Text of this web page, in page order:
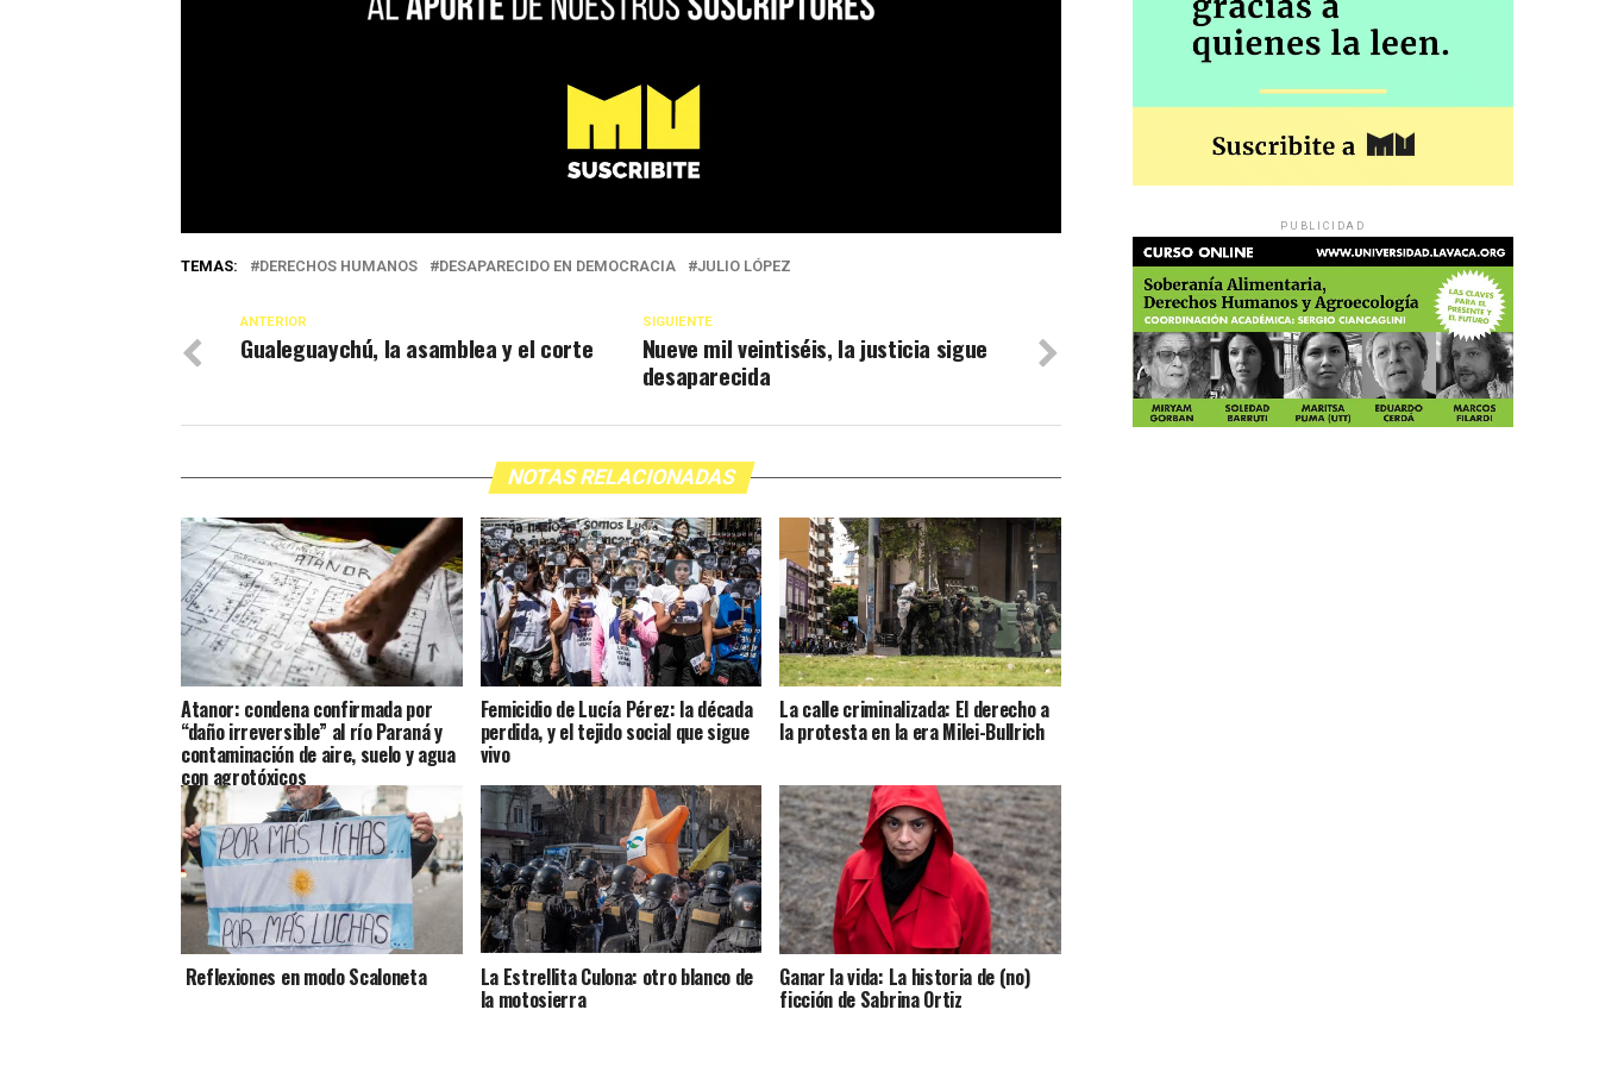
TEMAS: DERECHOS HUMANOS DESAPARECIDO EN DEMOCRACIA JULIO LÓPEZ
SIGUIENTE
Nueve mil veintiséis, la justicia sigue
desaparecida
ANTERIOR
Gualeguaychú, la asamblea y el corte
NOTAS RELACIONADAS
Atanor: condena confirmada por
“daño irreversible” al río Paraná y
contaminación de aire, suelo y agua
con agrotóxicos
Femicidio de Lucía Pérez: la década
perdida, y el tejido social que sigue
vivo
La calle criminalizada: El derecho a
la protesta en la era Milei-Bullrich
Reflexiones en modo Scaloneta La Estrellita Culona: otro blanco de
la motosierra
Ganar la vida: La historia de (no)
ficción de Sabrina Ortiz
PUBLICIDAD